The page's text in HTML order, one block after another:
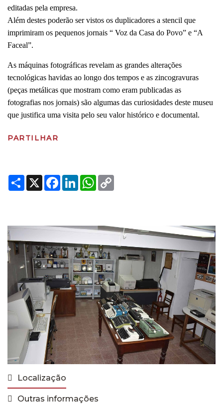
editadas pela empresa.
Além destes poderão ser vistos os duplicadores a stencil que
imprimiram os pequenos jornais “ Voz da Casa do Povo” e “A
Faceal”.
As máquinas fotográficas revelam as grandes alterações
tecnológicas havidas ao longo dos tempos e as zincogravuras
(peças metálicas que mostram como eram publicadas as
fotografias nos jornais) são algumas das curiosidades deste museu
que justifica uma visita pelo seu valor histórico e documental.
PARTILHAR
Share
X Facebook
LinkedInWhatsApp
Localização
Outras informações